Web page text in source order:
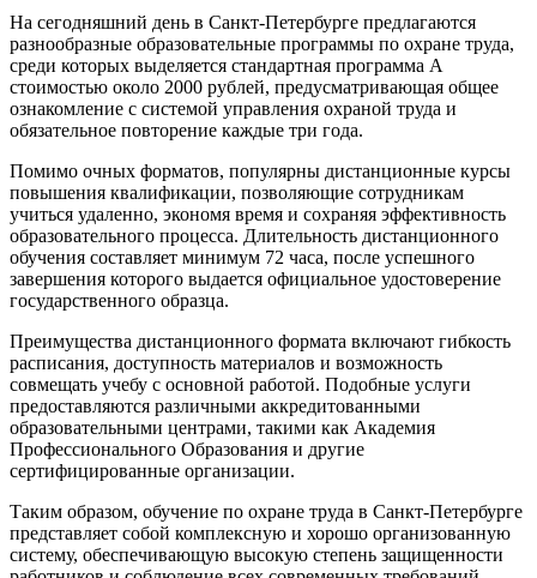
На сегодняшний день в Санкт-Петербурге предлагаются
разнообразные образовательные программы по охране труда,
среди которых выделяется стандартная программа А
стоимостью около 2000 рублей, предусматривающая общее
ознакомление с системой управления охраной труда и
обязательное повторение каждые три года.
Помимо очных форматов, популярны дистанционные курсы
повышения квалификации, позволяющие сотрудникам
учиться удаленно, экономя время и сохраняя эффективность
образовательного процесса. Длительность дистанционного
обучения составляет минимум 72 часа, после успешного
завершения которого выдается официальное удостоверение
государственного образца.
Преимущества дистанционного формата включают гибкость
расписания, доступность материалов и возможность
совмещать учебу с основной работой. Подобные услуги
предоставляются различными аккредитованными
образовательными центрами, такими как Академия
Профессионального Образования и другие
сертифицированные организации.
Таким образом, обучение по охране труда в Санкт-Петербурге
представляет собой комплексную и хорошо организованную
систему, обеспечивающую высокую степень защищенности